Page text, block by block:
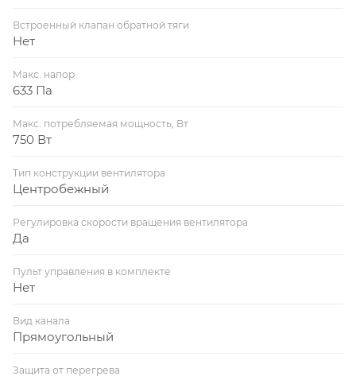
Встроенный клапан обратной тяги
Нет
Макс. напор
633 Па
Макс. потребляемая мощность, Вт
750 Вт
Тип конструкции вентилятора
Центробежный
Регулировка скорости вращения вентилятора
Да
Пульт управления в комплекте
Нет
Вид канала
Прямоугольный
Защита от перегрева